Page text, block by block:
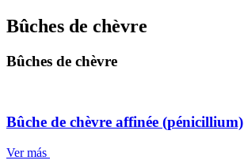
Bûches de chèvre
Bûches de chèvre
Bûche de chèvre affinée (pénicillium)
Ver más